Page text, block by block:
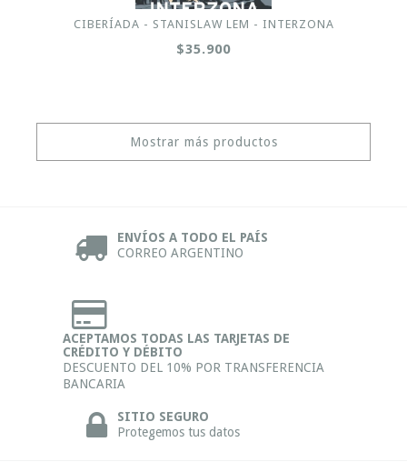
CIBERÍADA - STANISLAW LEM - INTERZONA
$35.900
Mostrar más productos
ENVÍOS A TODO EL PAÍS
CORREO ARGENTINO
ACEPTAMOS TODAS LAS TARJETAS DE
CRÉDITO Y DÉBITO
DESCUENTO DEL 10% POR TRANSFERENCIA
BANCARIA
SITIO SEGURO
Protegemos tus datos